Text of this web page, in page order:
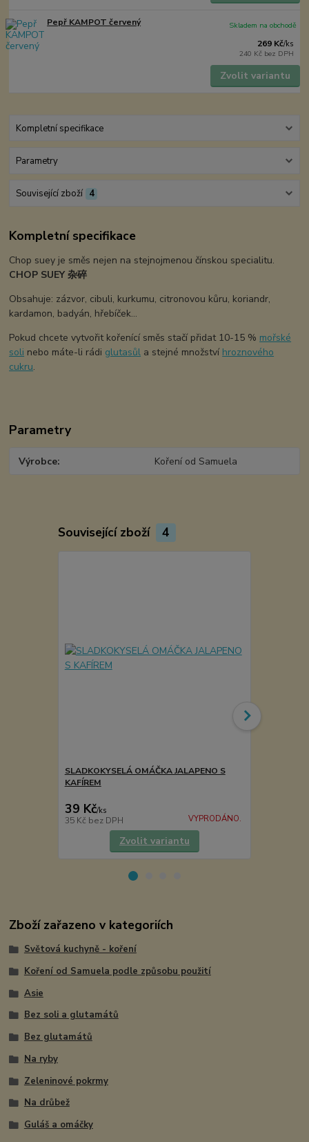
Pepř KAMPOT červený
269 Kč/ks
240 Kč bez DPH
Skladem na obchodě
Zvolit variantu
Kompletní specifikace
Parametry
Související zboží 4
Kompletní specifikace
Chop suey je směs nejen na stejnojmenou čínskou specialitu.
CHOP SUEY 杂碎
Obsahuje: zázvor, cibuli, kurkumu, citronovou kůru, koriandr,
kardamon, badyán, hřebíček...
Pokud chcete vytvořit kořenící směs stačí přidat 10-15 % mořské
soli nebo máte-li rádi glutasůl a stejné množství hroznového
cukru.
Parametry
Výrobce Koření od Samuela
Související zboží 4
SLADKOKYSELÁ OMÁČKA JALAPENO S
KAFÍREM
39 Kč/ks
35 Kč bez DPH VYPRODÁNO.
Zvolit variantu
Zboží zařazeno v kategoriích
Světová kuchyně - koření
Koření od Samuela podle způsobu použití
Asie
Bez soli a glutamátů
Bez glutamátů
Na ryby
Zeleninové pokrmy
Na drůbež
Guláš a omáčky